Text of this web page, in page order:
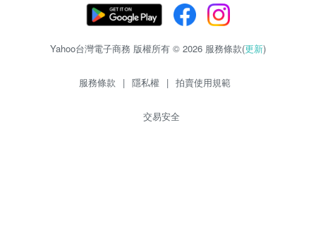
Yahoo台灣電子商務 版權所有 © 2026 服務條款(更新)
服務條款 | 隱私權 | 拍賣使用規範
交易安全